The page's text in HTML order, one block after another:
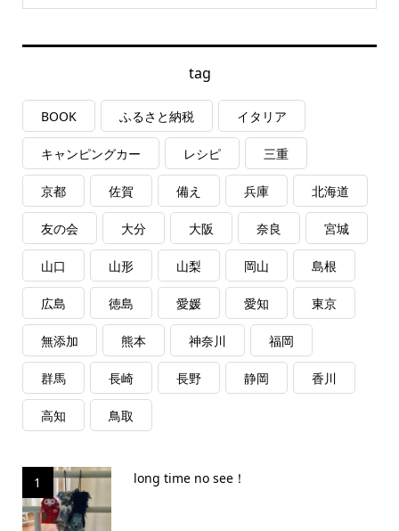
tag
BOOK ふるさと納税 イタリア
キャンピングカー レシピ 三重
京都 佐賀 備え 兵庫 北海道
友の会 大分 大阪 奈良 宮城
山口 山形 山梨 岡山 島根
広島 徳島 愛媛 愛知 東京
無添加 熊本 神奈川 福岡
群馬 長崎 長野 静岡 香川
高知 鳥取
1 long time no see！